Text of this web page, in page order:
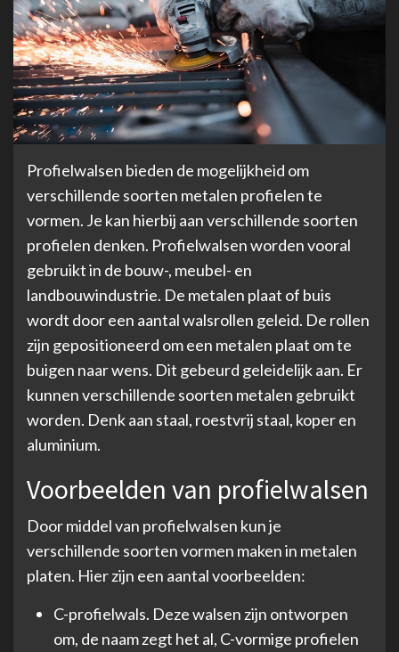
Profielwalsen bieden de mogelijkheid om
verschillende soorten metalen profielen te
vormen. Je kan hierbij aan verschillende soorten
profielen denken. Profielwalsen worden vooral
gebruikt in de bouw-, meubel- en
landbouwindustrie. De metalen plaat of buis
wordt door een aantal walsrollen geleid. De rollen
zijn gepositioneerd om een metalen plaat om te
buigen naar wens. Dit gebeurd geleidelijk aan. Er
kunnen verschillende soorten metalen gebruikt
worden. Denk aan staal, roestvrij staal, koper en
aluminium.
Voorbeelden van profielwalsen
Door middel van profielwalsen kun je
verschillende soorten vormen maken in metalen
platen. Hier zijn een aantal voorbeelden:
C-profielwals. Deze walsen zijn ontworpen
om, de naam zegt het al, C-vormige profielen